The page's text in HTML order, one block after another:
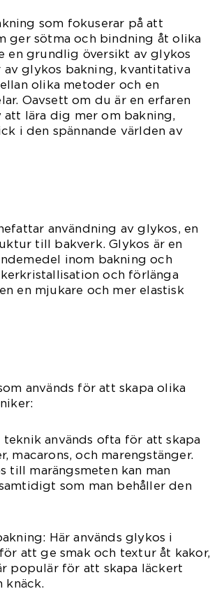
som fokuserar på att
ger sötma och bindning åt olika
en grundlig översikt av glykos
glykos bakning, kvantitativa
olika metoder och en
Oavsett om du är en erfaren
lära dig mer om bakning,
i den spännande världen av
användning av glykos, en
till bakverk. Glykos är en
inom bakning och
och förlänga
en mjukare och mer elastisk
används för att skapa olika
teknik används ofta för att skapa
macarons, och marengstänger.
till marängsmeten kan man
som man behåller den
Här används glykos i
att ge smak och textur åt kakor,
populär för att skapa läckert
knäck.